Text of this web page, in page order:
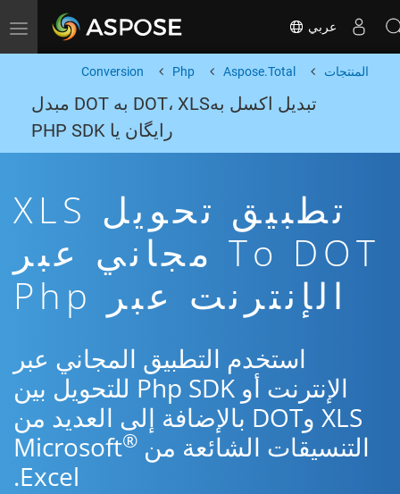
Toggle navigation عربي
المنتجات Aspose.Total
Php
Conversion
تبدیل اکسل بهDOT، XLS به DOT مبدل
رایگان یا PHP SDK
تطبيق تحويل XLS
To DOT مجاني عبر
الإنترنت عبر Php
استخدم التطبيق المجاني عبر
الإنترنت أو Php SDK للتحويل بين
XLS وDOT بالإضافة إلى العديد من
التنسيقات الشائعة من Microsoft ®
Excel.